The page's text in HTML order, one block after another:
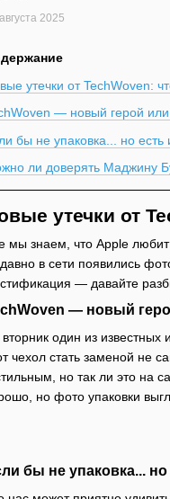
2025
утечки от TechWoven:
— новый герой
бы не упаковка... но
ли доверять Маджину
утечки от
мы знаем, что Apple
в сети появились
— давайте
— новый
один из
чехол стать заменой не
но так ли это на
но фото упаковки
бы не упаковка...